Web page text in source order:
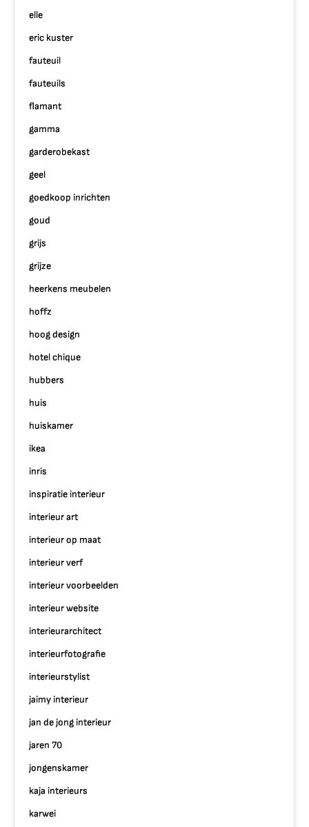
elle
eric kuster
fauteuil
fauteuils
flamant
gamma
garderobekast
geel
goedkoop inrichten
goud
grijs
grijze
heerkens meubelen
hoffz
hoog design
hotel chique
hubbers
huis
huiskamer
ikea
inris
inspiratie interieur
interieur art
interieur op maat
interieur verf
interieur voorbeelden
interieur website
interieurarchitect
interieurfotografie
interieurstylist
jaimy interieur
jan de jong interieur
jaren 70
jongenskamer
kaja interieurs
karwei